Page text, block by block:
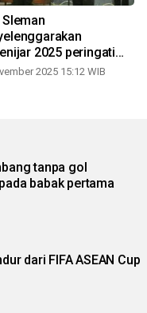
Sleman
2025 peringati
2025 15:12 WIB
tanpa gol
babak pertama
dari FIFA ASEAN Cup